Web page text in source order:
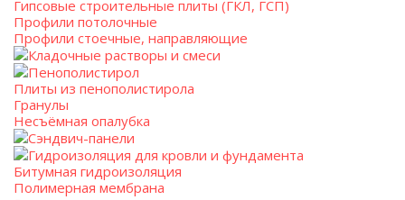
Гипсовые строительные плиты (ГКЛ, ГСП)
Профили потолочные
Профили стоечные, направляющие
Кладочные растворы и смеси
Пенополистирол
Плиты из пенополистирола
Гранулы
Несъёмная опалубка
Сэндвич-панели
Гидроизоляция для кровли и фундамента
Битумная гидроизоляция
Полимерная мембрана